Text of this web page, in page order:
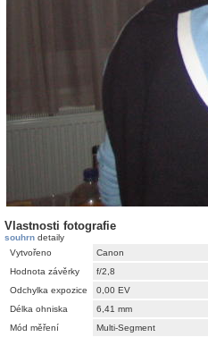
Vlastnosti fotografie
souhrn detaily
Vytvořeno
Canon
Hodnota závěrky
f/2,8
Odchylka expozice
0,00 EV
Délka ohniska
6,41 mm
Mód měření
Multi-Segment